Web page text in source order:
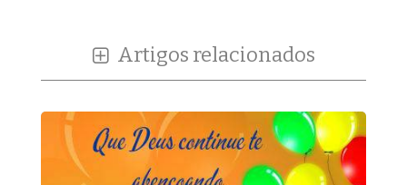
Artigos relacionados